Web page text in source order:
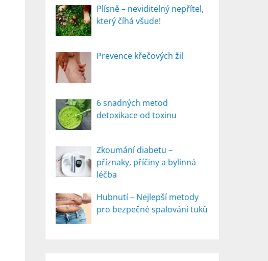
Plísně – neviditelný nepřítel,
který číhá všude!
Prevence křečových žil
6 snadných metod
detoxikace od toxinu
Zkoumání diabetu –
příznaky, příčiny a bylinná
léčba
Hubnutí – Nejlepší metody
pro bezpečné spalování tuků